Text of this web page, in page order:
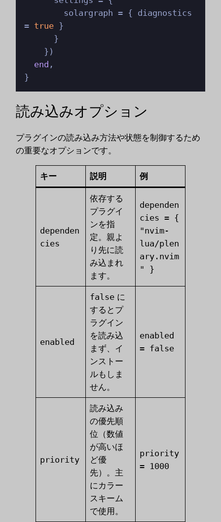
= true }
end ,
}
読み込みオプション
プラグインの読み込み方法や状態を制御するため
の重要なオプションです。
キー 説明 例
dependen
cies
依存する
プラグイ
ンを指
定。親よ
り先に読
み込まれ
ます。
dependen
cies = {
"nvim-
lua/plen
ary.nvim
" }
enabled
false に
するとプ
ラグイン
を読み込
まず、イ
ンストー
ルもしま
せん。
enabled
= false
priority
読み込み
の優先順
位（数値
が高いほ
ど優
先）。主
にカラー
スキーム
で使用。
priority
= 1000